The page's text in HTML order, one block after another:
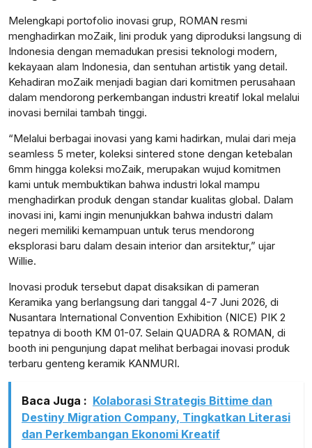
Melengkapi portofolio inovasi grup, ROMAN resmi
menghadirkan moZaik, lini produk yang diproduksi langsung di
Indonesia dengan memadukan presisi teknologi modern,
kekayaan alam Indonesia, dan sentuhan artistik yang detail.
Kehadiran moZaik menjadi bagian dari komitmen perusahaan
dalam mendorong perkembangan industri kreatif lokal melalui
inovasi bernilai tambah tinggi.
“Melalui berbagai inovasi yang kami hadirkan, mulai dari meja
seamless 5 meter, koleksi sintered stone dengan ketebalan
6mm hingga koleksi moZaik, merupakan wujud komitmen
kami untuk membuktikan bahwa industri lokal mampu
menghadirkan produk dengan standar kualitas global. Dalam
inovasi ini, kami ingin menunjukkan bahwa industri dalam
negeri memiliki kemampuan untuk terus mendorong
eksplorasi baru dalam desain interior dan arsitektur,” ujar
Willie.
Inovasi produk tersebut dapat disaksikan di pameran
Keramika yang berlangsung dari tanggal 4-7 Juni 2026, di
Nusantara International Convention Exhibition (NICE) PIK 2
tepatnya di booth KM 01-07. Selain QUADRA & ROMAN, di
booth ini pengunjung dapat melihat berbagai inovasi produk
terbaru genteng keramik KANMURI.
Baca Juga : Kolaborasi Strategis Bittime dan
Destiny Migration Company, Tingkatkan Literasi
dan Perkembangan Ekonomi Kreatif